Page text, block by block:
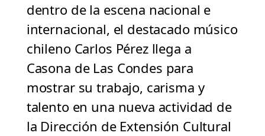
dentro de la escena nacional e
internacional, el destacado músico
chileno Carlos Pérez llega a
Casona de Las Condes para
mostrar su trabajo, carisma y
talento en una nueva actividad de
la Dirección de Extensión Cultural